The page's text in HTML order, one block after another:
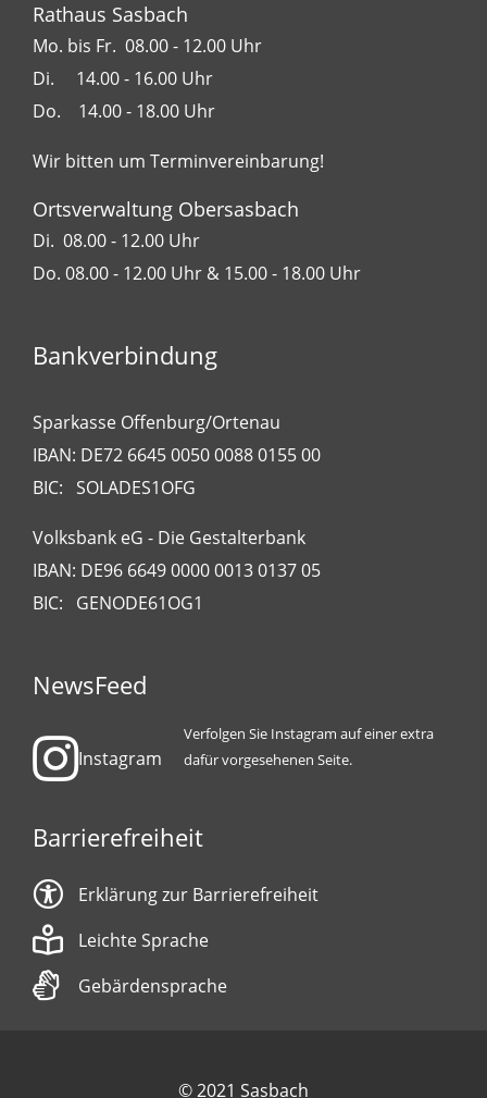
Rathaus Sasbach
Mo. bis Fr. 08.00 - 12.00 Uhr
Di. 14.00 - 16.00 Uhr
Do. 14.00 - 18.00 Uhr
Wir bitten um Terminvereinbarung!
Ortsverwaltung Obersasbach
Di. 08.00 - 12.00 Uhr
Do. 08.00 - 12.00 Uhr & 15.00 - 18.00 Uhr
Bankverbindung
Sparkasse Offenburg/Ortenau
IBAN: DE72 6645 0050 0088 0155 00
BIC: SOLADES1OFG
Volksbank eG - Die Gestalterbank
IBAN: DE96 6649 0000 0013 0137 05
BIC: GENODE61OG1
NewsFeed
Instagram
Verfolgen Sie Instagram auf einer extra
dafür vorgesehenen Seite.
Barrierefreiheit
Erklärung zur Barrierefreiheit
Leichte Sprache
Gebärdensprache
© 2021 Sasbach